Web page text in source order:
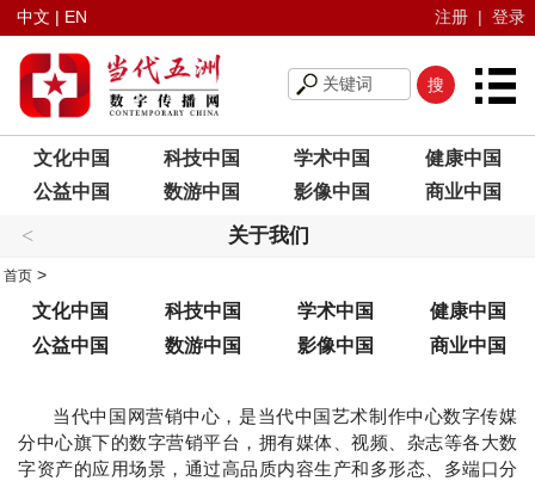
中文 | EN 注册 | 登录
文化中国 科技中国 学术中国
健康中国
公益中国
数游中国 影像中国 商业中国
< 关于我们
首页 >
文化中国 科技中国 学术中国
健康中国
公益中国
数游中国 影像中国 商业中国
当代中国网营销中心，是当代中国艺术制作中心数字传媒
分中心旗下的数字营销平台，拥有媒体、视频、杂志等各大数
字资产的应用场景，通过高品质内容生产和多形态、多端口分